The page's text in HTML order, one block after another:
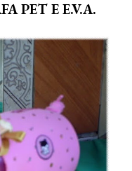
PET E E.V.A.